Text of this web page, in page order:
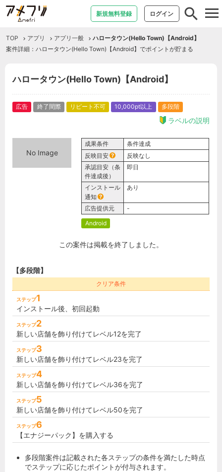
新規無料登録 ログイン
TOP アプリ アプリ一般
ハロータウン(Hello Town)【Android】
案件詳細：ハロータウン(Hello Town)【Android】でポイントが貯まる
ハロータウン(Hello Town)【Android】
広告 終了間際 リピート不可 10,000pt以上 多段階
ラベルの説明
No Image
成果条件
条件達成
反映目安
反映なし
承認目安（条
件達成後）
即日
インストール
通知
あり
広告提供元
-
Android
この案件は掲載を終了しました。
【多段階】
クリア条件
ステップ1
インストール後、初回起動
ステップ2
新しい店舗を飾り付けてレベル12を完了
ステップ3
新しい店舗を飾り付けてレベル23を完了
ステップ4
新しい店舗を飾り付けてレベル36を完了
ステップ5
新しい店舗を飾り付けてレベル50を完了
ステップ6
【エナジーパック】を購入する
多段階案件は記載された各ステップの条件を満たした時点
でステップに応じたポイントが付与されます。